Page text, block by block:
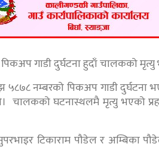
गाडी दुर्घटना हुदाँ चालकको
नम्बरको पिकअप गाडी दुर्घटना
चालकको घटनास्थलमै मृत्यु भएको
टिकाराम पौडेल र अम्बिका